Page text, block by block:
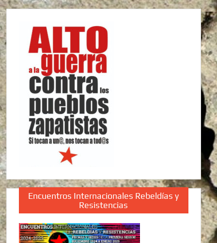
Encuentros Internacionales Rebeldías y
Resistencias